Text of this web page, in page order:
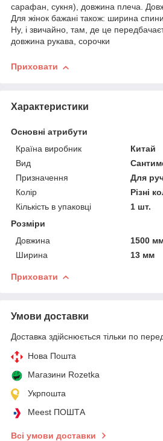
сарафан, сукня), довжина плеча.
Для жінок бажані також: ширина
Ну, і звичайно, там, де це
довжина рукава, сорочки
Приховати
Характеристики
Основні атрибути
Країна виробник
Китай
Вид
Призначення
Для
Колір
Різні
Кількість в упаковці
1 шт.
Розміри
Довжина
1500
Ширина
13 мм
Приховати
Умови доставки
Доставка здійснюється тільки по
Нова Пошта
Магазини Rozetka
Укрпошта
Meest ПОШТА
Всі умови доставки